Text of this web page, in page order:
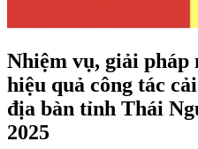
Nhiệm vụ, giải pháp
hiệu quả công tác
địa bàn tỉnh Thái
2025